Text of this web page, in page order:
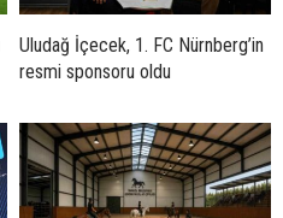
Uludağ İçecek, 1. FC Nürnberg’in
resmi sponsoru oldu